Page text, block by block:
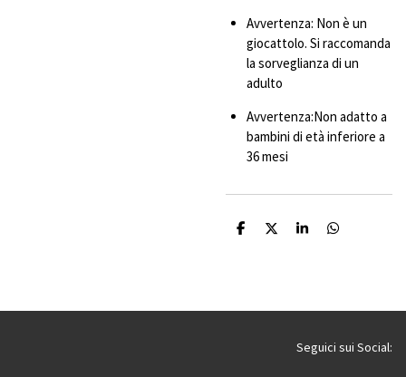
Avvertenza: Non è un
giocattolo. Si raccomanda
la sorveglianza di un
adulto
Avvertenza:Non adatto a
bambini di età inferiore a
36 mesi
C
i
C
i
C
i
i
C
i
i
Seguici sui Social: